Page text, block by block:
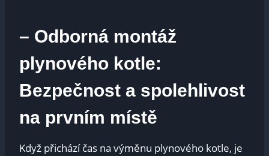
– Odborná montáž
plynového kotle:
Bezpečnost a spolehlivost
na prvním místě
Když přichází čas na výměnu plynového kotle, je